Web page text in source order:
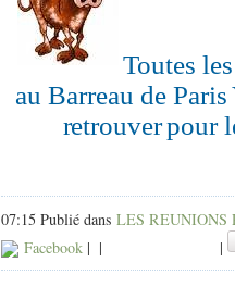
Toutes
au Barreau de Paris
retrouverpour
07:15 Publié dans LES REUNIONS
Facebook | | |